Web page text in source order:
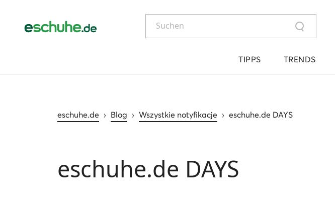
Suchen
TIPPS TRENDS
eschuhe.de › Blog › Wszystkie notyfikacje › eschuhe.de DAYS
eschuhe.de DAYS